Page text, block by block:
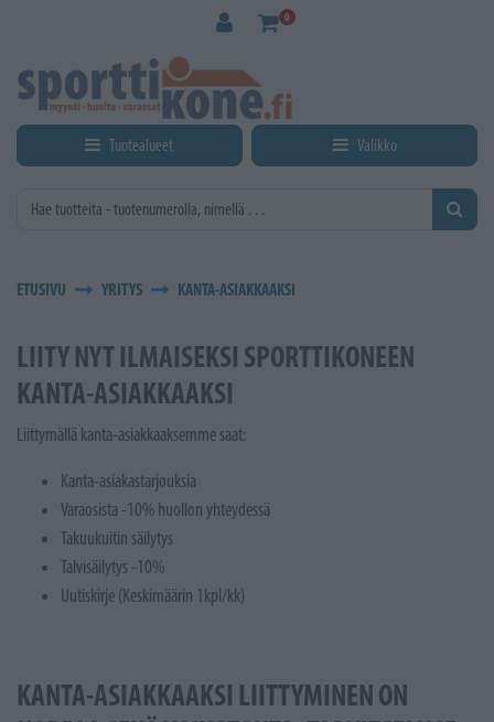
0
Tuotealueet Valikko
ETUSIVU YRITYS KANTA-ASIAKKAAKSI
LIITY NYT ILMAISEKSI SPORTTIKONEEN
KANTA-ASIAKKAAKSI
Liittymällä kanta-asiakkaaksemme saat:
Kanta-asiakastarjouksia
Varaosista -10% huollon yhteydessä
Takuukuitin säilytys
Talvisäilytys -10%
Uutiskirje (Keskimäärin 1kpl/kk)
KANTA-ASIAKKAAKSI LIITTYMINEN ON